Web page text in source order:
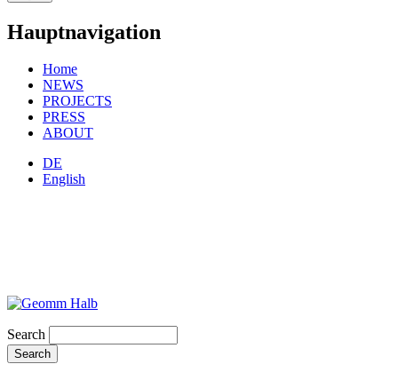
Hauptnavigation
Home
NEWS
PROJECTS
PRESS
ABOUT
DE
English
Search